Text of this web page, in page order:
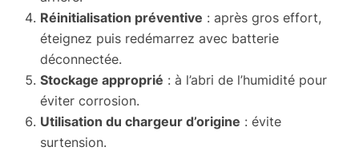
Réinitialisation préventive : après gros effort,
éteignez puis redémarrez avec batterie
déconnectée.
Stockage approprié : à l’abri de l’humidité pour
éviter corrosion.
Utilisation du chargeur d’origine : évite
surtension.